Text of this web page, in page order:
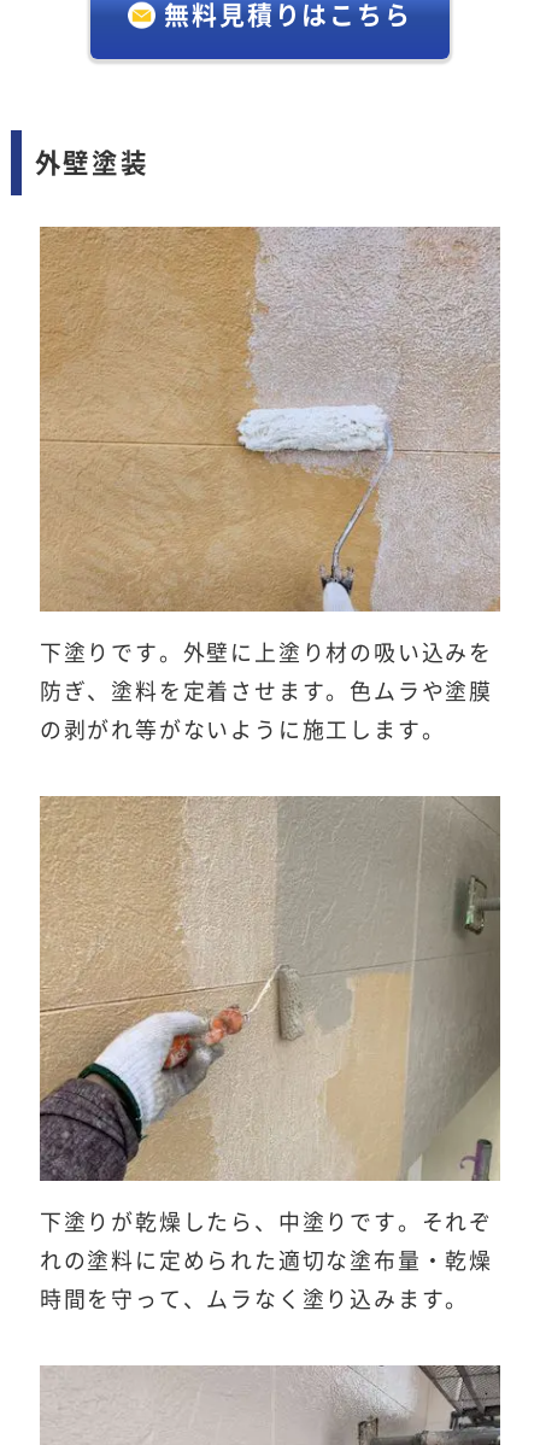
無料見積りはこちら
外壁塗装
下塗りです。外壁に上塗り材の吸い込みを
防ぎ、塗料を定着させます。色ムラや塗膜
の剥がれ等がないように施工します。
下塗りが乾燥したら、中塗りです。それぞ
れの塗料に定められた適切な塗布量・乾燥
時間を守って、ムラなく塗り込みます。